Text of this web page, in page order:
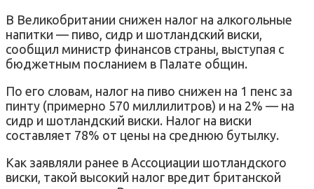
В Великобритании снижен налог на алкогольные
напитки — пиво, сидр и шотландский виски,
сообщил министр финансов страны, выступая с
бюджетным посланием в Палате общин.
По его словам, налог на пиво снижен на 1 пенс за
пинту (примерно 570 миллилитров) и на 2% — на
сидр и шотландский виски. Налог на виски
составляет 78% от цены на среднюю бутылку.
Как заявляли ранее в Ассоциации шотландского
виски, такой высокий налог вредит британской